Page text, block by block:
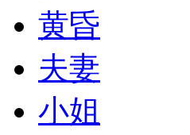
黄昏
夫妻
小姐